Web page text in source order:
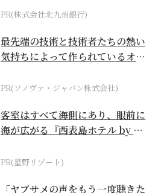
PR(株式会社北九州銀行)
最先端の技術と技術者たちの熱い
気持ちによって作られているオー
PR(ソノヴァ・ジャパン株式会社)
客室はすべて海側にあり、眼前に
海が広がる『西表島ホテル by 星
PR(星野リゾート)
「ヤブサメの声をもう一度聴きた